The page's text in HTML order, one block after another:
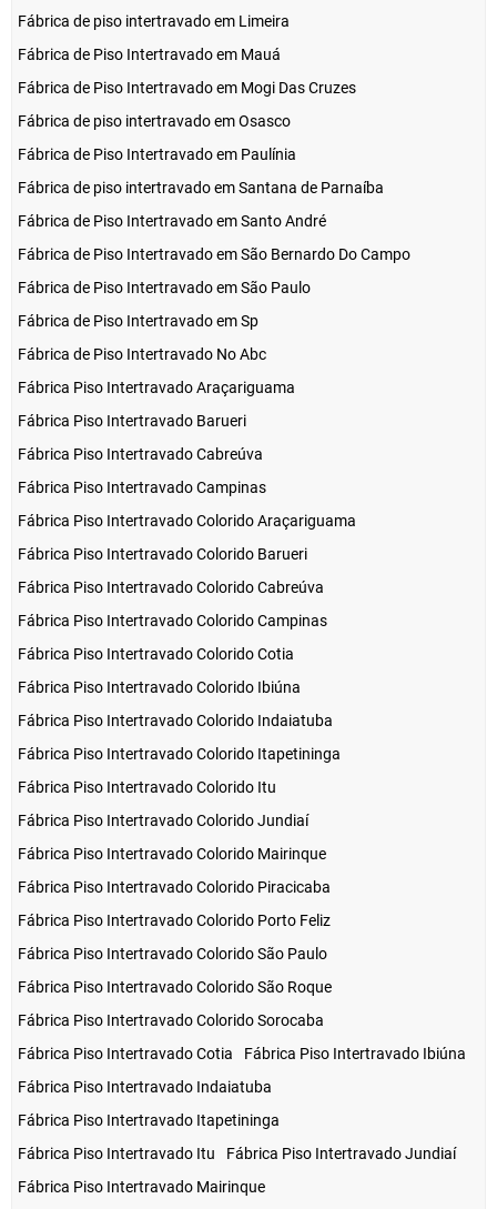
Fábrica de piso intertravado em Limeira
Fábrica de Piso Intertravado em Mauá
Fábrica de Piso Intertravado em Mogi Das Cruzes
Fábrica de piso intertravado em Osasco
Fábrica de Piso Intertravado em Paulínia
Fábrica de piso intertravado em Santana de Parnaíba
Fábrica de Piso Intertravado em Santo André
Fábrica de Piso Intertravado em São Bernardo Do Campo
Fábrica de Piso Intertravado em São Paulo
Fábrica de Piso Intertravado em Sp
Fábrica de Piso Intertravado No Abc
Fábrica Piso Intertravado Araçariguama
Fábrica Piso Intertravado Barueri
Fábrica Piso Intertravado Cabreúva
Fábrica Piso Intertravado Campinas
Fábrica Piso Intertravado Colorido Araçariguama
Fábrica Piso Intertravado Colorido Barueri
Fábrica Piso Intertravado Colorido Cabreúva
Fábrica Piso Intertravado Colorido Campinas
Fábrica Piso Intertravado Colorido Cotia
Fábrica Piso Intertravado Colorido Ibiúna
Fábrica Piso Intertravado Colorido Indaiatuba
Fábrica Piso Intertravado Colorido Itapetininga
Fábrica Piso Intertravado Colorido Itu
Fábrica Piso Intertravado Colorido Jundiaí
Fábrica Piso Intertravado Colorido Mairinque
Fábrica Piso Intertravado Colorido Piracicaba
Fábrica Piso Intertravado Colorido Porto Feliz
Fábrica Piso Intertravado Colorido São Paulo
Fábrica Piso Intertravado Colorido São Roque
Fábrica Piso Intertravado Colorido Sorocaba
Fábrica Piso Intertravado Cotia
Fábrica Piso Intertravado Ibiúna
Fábrica Piso Intertravado Indaiatuba
Fábrica Piso Intertravado Itapetininga
Fábrica Piso Intertravado Itu
Fábrica Piso Intertravado Jundiaí
Fábrica Piso Intertravado Mairinque